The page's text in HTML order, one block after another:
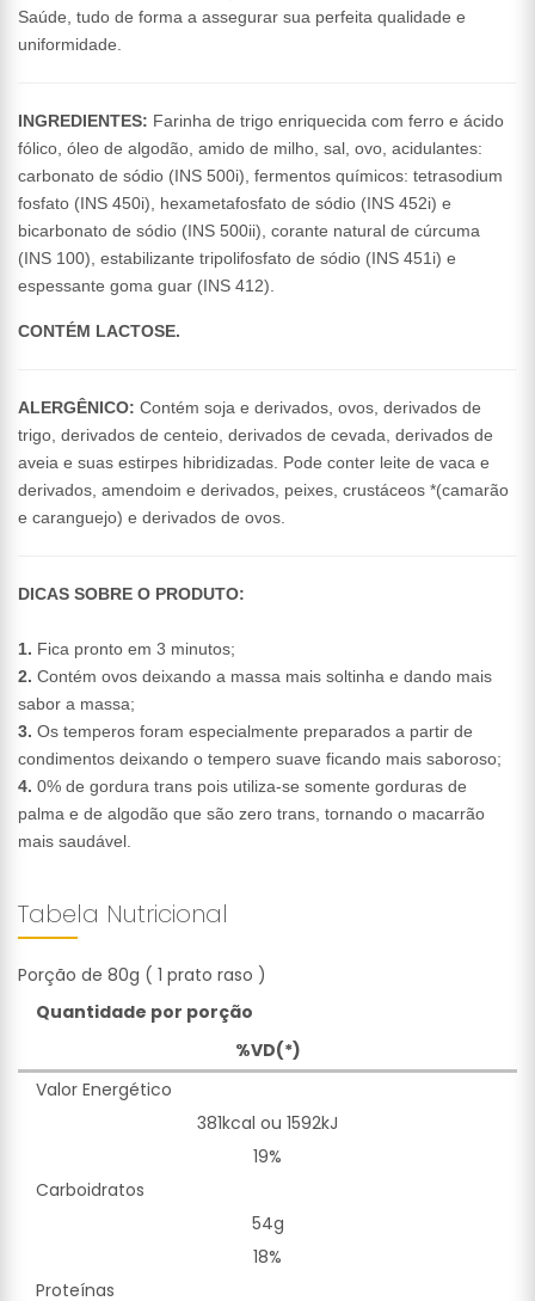
Saúde, tudo de forma a assegurar sua perfeita qualidade e
uniformidade.
INGREDIENTES: Farinha de trigo enriquecida com ferro e ácido
fólico, óleo de algodão, amido de milho, sal, ovo, acidulantes:
carbonato de sódio (INS 500i), fermentos químicos: tetrasodium
fosfato (INS 450i), hexametafosfato de sódio (INS 452i) e
bicarbonato de sódio (INS 500ii), corante natural de cúrcuma
(INS 100), estabilizante tripolifosfato de sódio (INS 451i) e
espessante goma guar (INS 412).
CONTÉM LACTOSE.
ALERGÊNICO: Contém soja e derivados, ovos, derivados de
trigo, derivados de centeio, derivados de cevada, derivados de
aveia e suas estirpes hibridizadas. Pode conter leite de vaca e
derivados, amendoim e derivados, peixes, crustáceos *(camarão
e caranguejo) e derivados de ovos.
DICAS SOBRE O PRODUTO:
1. Fica pronto em 3 minutos;
2. Contém ovos deixando a massa mais soltinha e dando mais
sabor a massa;
3. Os temperos foram especialmente preparados a partir de
condimentos deixando o tempero suave ficando mais saboroso;
4. 0% de gordura trans pois utiliza-se somente gorduras de
palma e de algodão que são zero trans, tornando o macarrão
mais saudável.
Tabela Nutricional
Porção de 80g ( 1 prato raso )
Quantidade por porção
%VD(*)
Valor Energético
381kcal ou 1592kJ
19%
Carboidratos
54g
18%
Proteínas